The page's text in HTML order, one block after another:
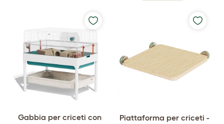
Gabbia per criceti con
Piattaforma per criceti -